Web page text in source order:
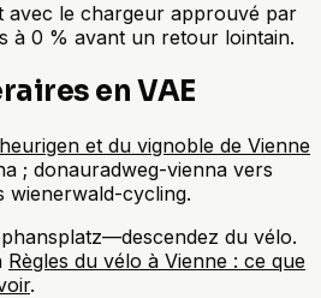
avec le chargeur approuvé par
à 0 % avant un retour lointain.
en VAE
et du vignoble de Vienne
; donauradweg-vienna vers
wienerwald-cycling.
du vélo.
Règles du vélo à Vienne : ce que
.